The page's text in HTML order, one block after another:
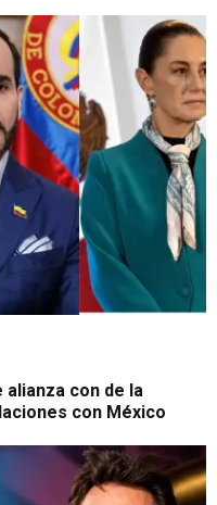
alianza con de la
con México